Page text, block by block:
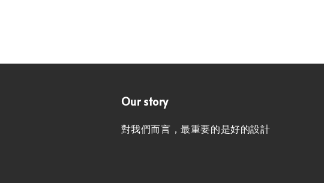
Our story
對我們而言，最重要的是好的設計